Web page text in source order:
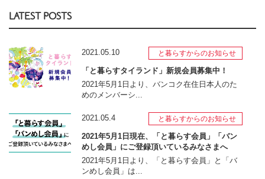
LATEST POSTS
2021.05.10 と暮らすからのお知らせ
「と暮らすタイランド」新規会員募集中！
2021年5月1日より、バンコク在住日本人のた
めのメンバーシ...
2021.05.4 と暮らすからのお知らせ
2021年5月1日現在、「と暮らす会員」「バン
めし会員」にご登録頂いているみなさまへ
2021年5月1日より、「と暮らす会員」と「バ
ンめし会員」は...